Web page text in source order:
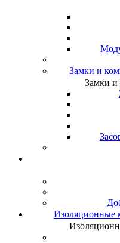
Замки и
Замки и
Изоляционные